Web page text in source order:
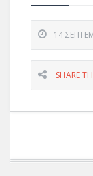
14
SHARE